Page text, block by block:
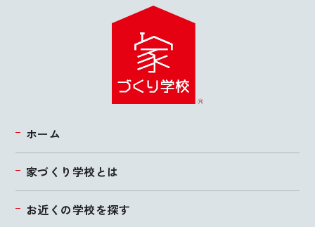
ホーム
家づくり学校とは
お近くの学校を探す